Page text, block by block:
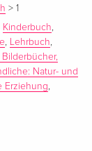
> 1
Kinderbuch,
, Lehrbuch,
Natur- und
Erziehung,